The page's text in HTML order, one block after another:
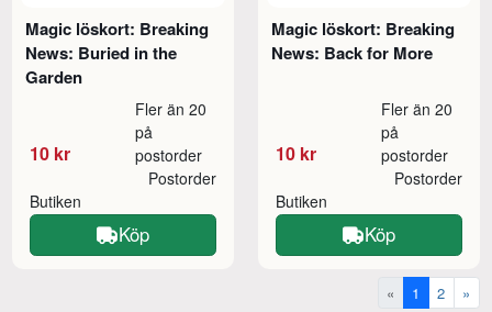
Magic löskort: Breaking
News: Buried in the
Garden
10 kr
Fler än 20
på
postorder
Butiken
Postorder
Köp
Magic löskort: Breaking
News: Back for More
10 kr
Fler än 20
på
postorder
Butiken
Postorder
Köp
« 1 2 »